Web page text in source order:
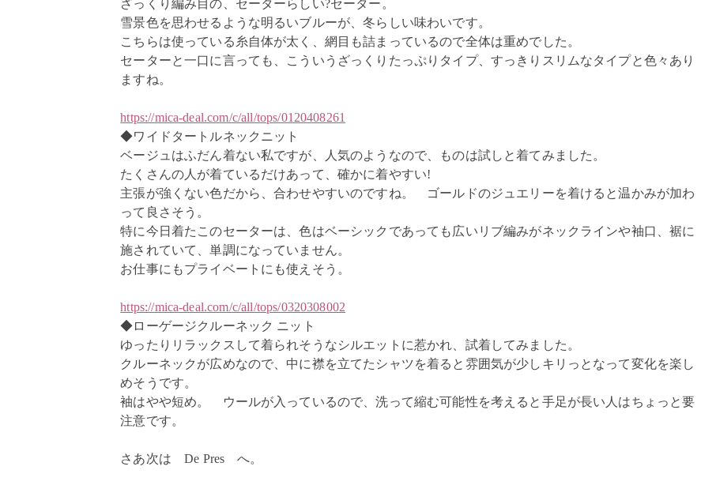
ざっくり編み目の、セーターらしい?セーター。
雪景色を思わせるような明るいブルーが、冬らしい味わいです。
こちらは使っている糸自体が太く、網目も詰まっているので全体は重めでした。
セーターと一口に言っても、こういうざっくりたっぷりタイプ、すっきりスリムなタイプと色々あり
ますね。
https://mica-deal.com/c/all/tops/0120408261
◆ワイドタートルネックニット
ベージュはふだん着ない私ですが、人気のようなので、ものは試しと着てみました。
たくさんの人が着ているだけあって、確かに着やすい!
主張が強くない色だから、合わせやすいのですね。 ゴールドのジュエリーを着けると温かみが加わ
って良さそう。
特に今日着たこのセーターは、色はベーシックであっても広いリブ編みがネックラインや袖口、裾に
施されていて、単調になっていません。
お仕事にもプライベートにも使えそう。
https://mica-deal.com/c/all/tops/0320308002
◆ローゲージクルーネック ニット
ゆったりリラックスして着られそうなシルエットに惹かれ、試着してみました。
クルーネックが広めなので、中に襟を立てたシャツを着ると雰囲気が少しキリっとなって変化を楽し
めそうです。
袖はやや短め。 ウールが入っているので、洗って縮む可能性を考えると手足が長い人はちょっと要
注意です。
さあ次は De Pres へ。